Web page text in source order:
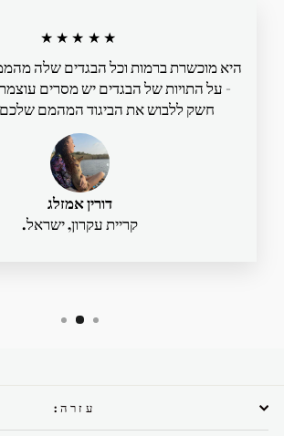
★★★★★
היא מוכשרת ברמות וכל הבגדים שלה
- על התויות של הבגדים יש מסרים
חשק ללבוש את הביגוד המהמם
דורין אמזלג
קריית עקרון, ישראל.
עזרה: